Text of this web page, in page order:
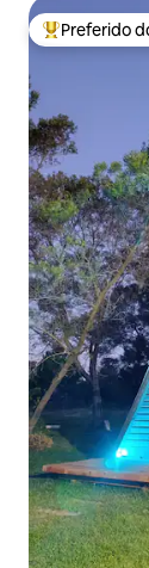
Entre os
Preferido